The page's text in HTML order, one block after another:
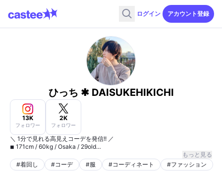
ログイン アカウント登録
ひっち ✱ DAISUKEHIKICHI
13K
フォロワー
2K
フォロワー
＼ 1分で見れる高見えコーデを発信!! ／
◾︎ 171cm / 60kg / Osaka / 29old
もっと見る
#着回し #コーデ #服 #コーディネート #ファッション